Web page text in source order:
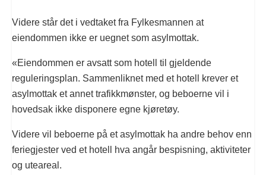
Videre står det i vedtaket fra Fylkesmannen at
eiendommen ikke er uegnet som asylmottak.
«Eiendommen er avsatt som hotell til gjeldende
reguleringsplan. Sammenliknet med et hotell krever et
asylmottak et annet trafikkmønster, og beboerne vil i
hovedsak ikke disponere egne kjøretøy.
Videre vil beboerne på et asylmottak ha andre behov enn
feriegjester ved et hotell hva angår bespisning, aktiviteter
og uteareal.